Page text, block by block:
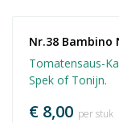
Nr.38 Bambino
Tomatensaus-
Spek of Tonijn.
€ 8,00 per stuk